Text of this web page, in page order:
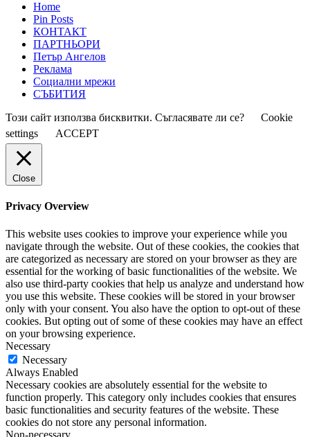
Home
Pin Posts
КОНТАКТ
ПАРТНЬОРИ
Петър Ангелов
Реклама
Социални мрежи
СЪБИТИЯ
Този сайт използва бисквитки. Съгласявате ли се?
Cookie
settings
ACCEPT
Close
Privacy Overview
This website uses cookies to improve your experience while you
navigate through the website. Out of these cookies, the cookies that
are categorized as necessary are stored on your browser as they are
essential for the working of basic functionalities of the website. We
also use third-party cookies that help us analyze and understand how
you use this website. These cookies will be stored in your browser
only with your consent. You also have the option to opt-out of these
cookies. But opting out of some of these cookies may have an effect
on your browsing experience.
Necessary
Necessary
Always Enabled
Necessary cookies are absolutely essential for the website to
function properly. This category only includes cookies that ensures
basic functionalities and security features of the website. These
cookies do not store any personal information.
Non-necessary